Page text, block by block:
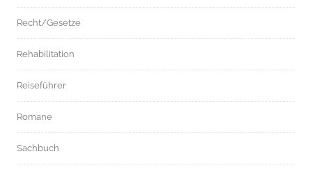
Recht/Gesetze
Rehabilitation
Reiseführer
Romane
Sachbuch